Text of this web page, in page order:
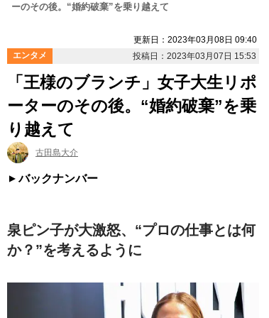
ーのその後。“婚約破棄”を乗り越えて
更新日：2023年03月08日 09:40
エンタメ
投稿日：2023年03月07日 15:53
「王様のブランチ」女子大生リポ
ーターのその後。“婚約破棄”を乗
り越えて
古田島大介
バックナンバー
泉ピン子が大激怒、“プロの仕事とは何
か？”を考えるように